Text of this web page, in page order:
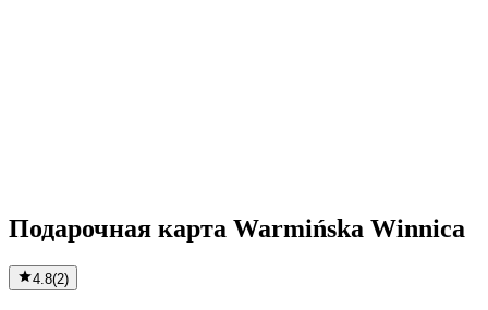
Подарочная карта Warmińska Winnica
4.8(2)